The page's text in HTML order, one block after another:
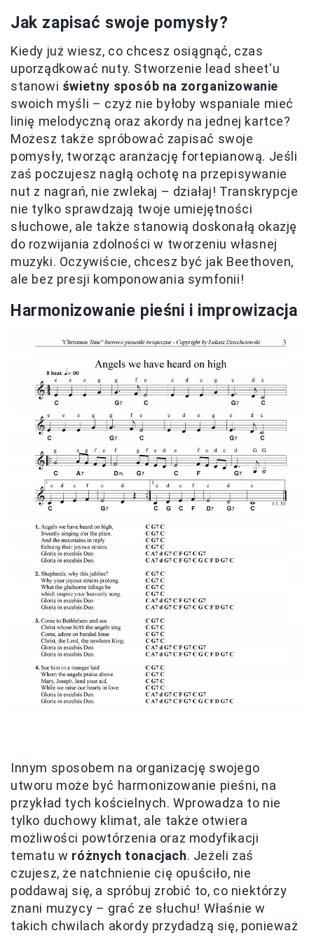
Jak zapisać swoje pomysły?
Kiedy już wiesz, co chcesz osiągnąć, czas
uporządkować nuty. Stworzenie lead sheet'u
stanowi świetny sposób na zorganizowanie
swoich myśli – czyż nie byłoby wspaniale mieć
linię melodyczną oraz akordy na jednej kartce?
Możesz także spróbować zapisać swoje
pomysły, tworząc aranżację fortepianową. Jeśli
zaś poczujesz nagłą ochotę na przepisywanie
nut z nagrań, nie zwlekaj – działaj! Transkrypcje
nie tylko sprawdzają twoje umiejętności
słuchowe, ale także stanowią doskonałą okazję
do rozwijania zdolności w tworzeniu własnej
muzyki. Oczywiście, chcesz być jak Beethoven,
ale bez presji komponowania symfonii!
Harmonizowanie pieśni i improwizacja
Innym sposobem na organizację swojego
utworu może być harmonizowanie pieśni, na
przykład tych kościelnych. Wprowadza to nie
tylko duchowy klimat, ale także otwiera
możliwości powtórzenia oraz modyfikacji
tematu w różnych tonacjach. Jeżeli zaś
czujesz, że natchnienie cię opuściło, nie
poddawaj się, a spróbuj zrobić to, co niektórzy
znani muzycy – grać ze słuchu! Właśnie w
takich chwilach akordy przydadzą się, ponieważ